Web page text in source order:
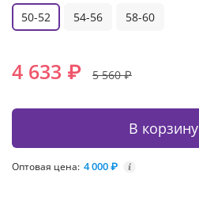
50-52
54-56 58-60
4 633 ₽ 5 560 ₽
В корзину
Оптовая цена: 4 000 ₽ i